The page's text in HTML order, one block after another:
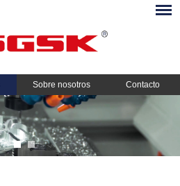
Sobre nosotros Contacto